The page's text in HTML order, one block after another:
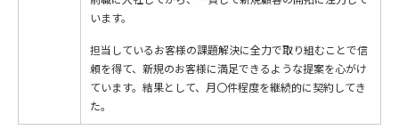
います。
担当しているお客様の課題解決に全力で取り組むことで信
頼を得て、新規のお客様に満足できるような提案を心がけ
ています。結果として、月〇件程度を継続的に契約してき
た。